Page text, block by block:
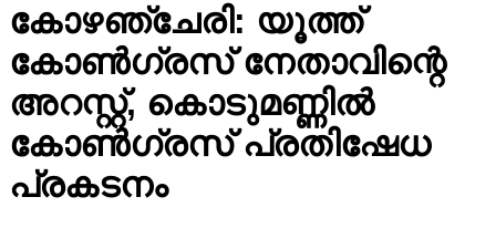
കോഴഞ്ചേരി: യൂത്ത്
കോൺഗ്രസ് നേതാവിന്റെ
അറസ്റ്റ്, കൊടുമണ്ണിൽ
കോൺഗ്രസ് പ്രതിഷേധ
പ്രകടനം